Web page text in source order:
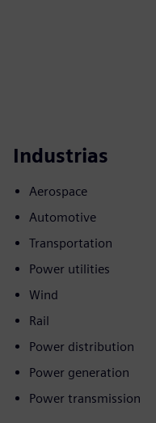
Industrias
Aerospace
Automotive
Transportation
Power utilities
Wind
Rail
Power distribution
Power generation
Power transmission